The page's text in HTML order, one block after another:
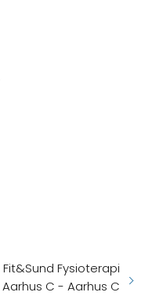
Fit&Sund Fysioterapi
Aarhus C - Aarhus C